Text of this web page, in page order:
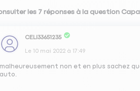
les 7 réponses à la question
CELI33651235
Le 10 mai 2022 à 17:49
malheureusement non et en plus sachez
auto.